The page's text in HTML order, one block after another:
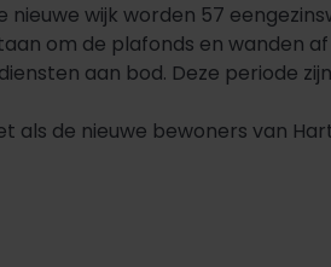
wijk worden 57
om de plafonds en wanden
aan bod. Deze periode
de nieuwe bewoners van